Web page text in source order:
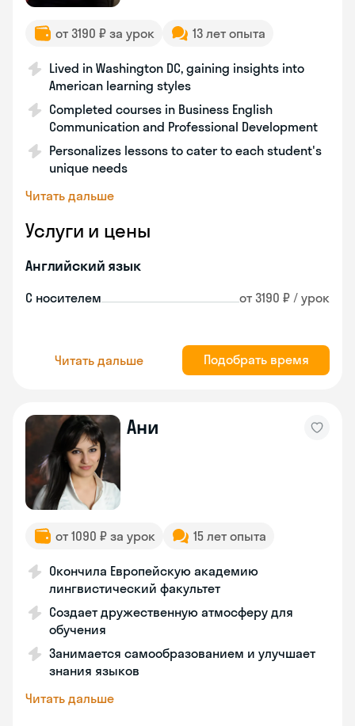
от 3190 ₽ за урок 13 лет опыта
Lived in Washington DC, gaining insights into
American learning styles
Completed courses in Business English
Communication and Professional Development
Personalizes lessons to cater to each student's
unique needs
Читать дальше
Услуги и цены
Английский язык
С носителем от 3190 ₽ / урок
Читать дальше Подобрать время
Ани
от 1090 ₽ за урок 15 лет опыта
Окончила Европейскую академию
лингвистический факультет
Создает дружественную атмосферу для
обучения
Занимается самообразованием и улучшает
знания языков
Читать дальше